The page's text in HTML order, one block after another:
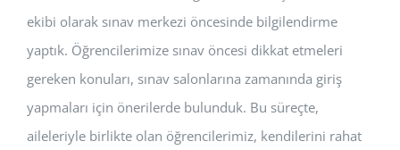
ekibi olarak sınav merkezi öncesinde bilgilendirme
yaptık. Öğrencilerimize sınav öncesi dikkat etmeleri
gereken konuları, sınav salonlarına zamanında giriş
yapmaları için önerilerde bulunduk. Bu süreçte,
aileleriyle birlikte olan öğrencilerimiz, kendilerini rahat